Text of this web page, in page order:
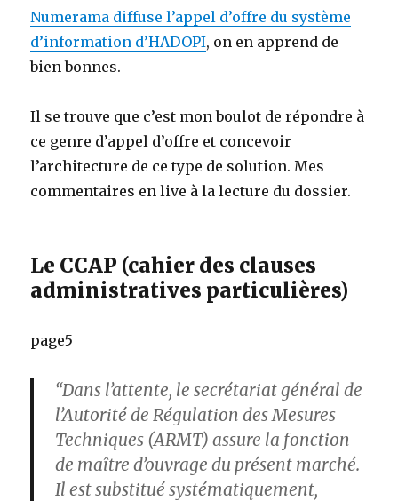
Numerama diffuse l’appel d’offre du système
d’information d’HADOPI, on en apprend de
bien bonnes.
Il se trouve que c’est mon boulot de répondre à
ce genre d’appel d’offre et concevoir
l’architecture de ce type de solution. Mes
commentaires en live à la lecture du dossier.
Le CCAP (cahier des clauses
administratives particulières)
page5
“Dans l’attente, le secrétariat général de
l’Autorité de Régulation des Mesures
Techniques (ARMT) assure la fonction
de maître d’ouvrage du présent marché.
Il est substitué systématiquement,